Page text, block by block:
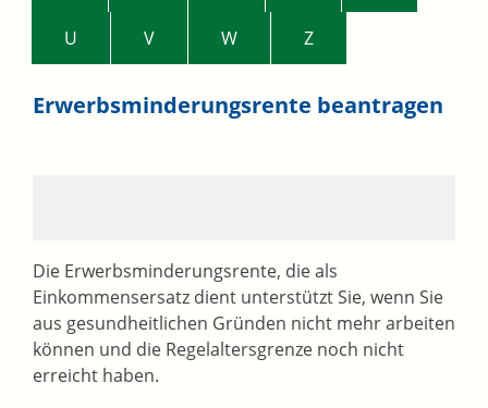
U V W Z
Erwerbsminderungsrente beantragen
Die Erwerbsminderungsrente, die als
Einkommensersatz dient unterstützt Sie, wenn Sie
aus gesundheitlichen Gründen nicht mehr arbeiten
können und die Regelaltersgrenze noch nicht
erreicht haben.